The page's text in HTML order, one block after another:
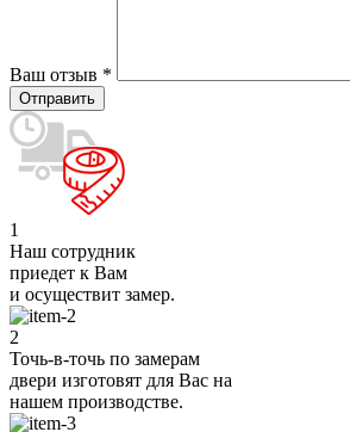
Ваш отзыв *
1
Наш сотрудник
приедет к Вам
и осуществит замер.
2
Точь-в-точь по замерам
двери изготовят для Вас на
нашем производстве.